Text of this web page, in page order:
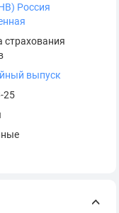
Россия
страхования
выпуск
25